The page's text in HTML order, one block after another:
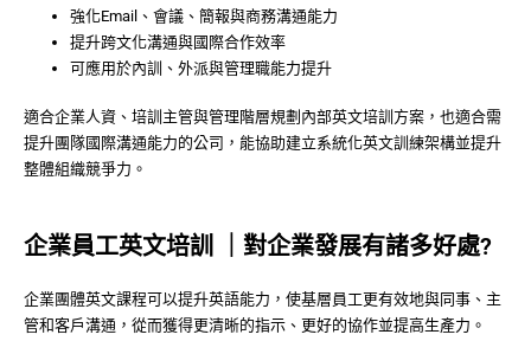
強化Email、會議、簡報與商務溝通能力
提升跨文化溝通與國際合作效率
可應用於內訓、外派與管理職能力提升
適合企業人資、培訓主管與管理階層規劃內部英文培訓方案，也適合需
提升團隊國際溝通能力的公司，能協助建立系統化英文訓練架構並提升
整體組織競爭力。
企業員工英文培訓 ｜對企業發展有諸多好處?
企業團體英文課程可以提升英語能力，使基層員工更有效地與同事、主
管和客戶溝通，從而獲得更清晰的指示、更好的協作並提高生產力。